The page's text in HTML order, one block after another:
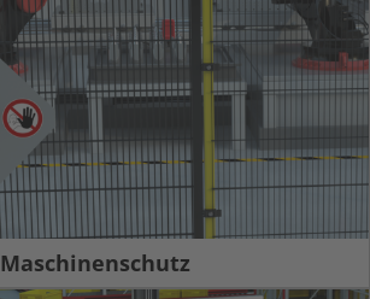
Maschinenschutz